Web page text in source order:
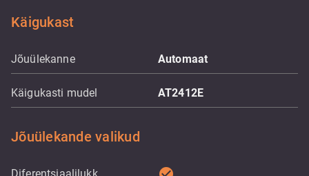
Käigukast
Jõuülekanne Automaat
Käigukasti mudel AT2412E
Jõuülekande valikud